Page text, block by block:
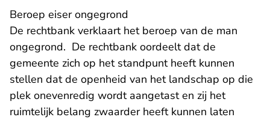
Beroep eiser ongegrond
De rechtbank verklaart het beroep van de man
ongegrond. De rechtbank oordeelt dat de
gemeente zich op het standpunt heeft kunnen
stellen dat de openheid van het landschap op die
plek onevenredig wordt aangetast en zij het
ruimtelijk belang zwaarder heeft kunnen laten